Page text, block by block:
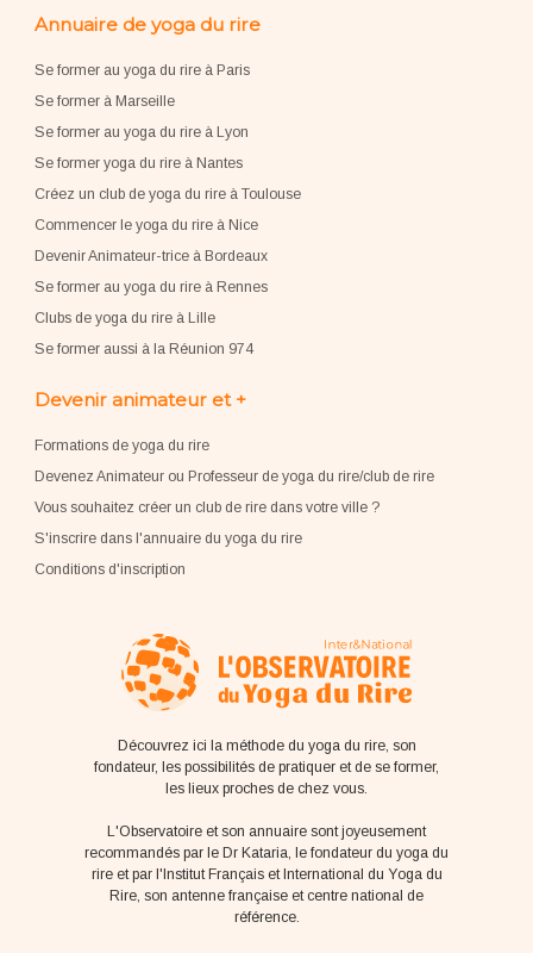
Annuaire de yoga du rire
Se former au yoga du rire à Paris
Se former à Marseille
Se former au yoga du rire à Lyon
Se former yoga du rire à Nantes
Créez un club de yoga du rire à Toulouse
Commencer le yoga du rire à Nice
Devenir Animateur-trice à Bordeaux
Se former au yoga du rire à Rennes
Clubs de yoga du rire à Lille
Se former aussi à la Réunion 974
Devenir animateur et +
Formations de yoga du rire
Devenez Animateur ou Professeur de yoga du rire/club de rire
Vous souhaitez créer un club de rire dans votre ville ?
S'inscrire dans l'annuaire du yoga du rire
Conditions d'inscription
Découvrez ici la méthode du yoga du rire, son
fondateur, les possibilités de pratiquer et de se former,
les lieux proches de chez vous.
L'Observatoire et son annuaire sont joyeusement
recommandés par le Dr Kataria, le fondateur du yoga du
rire et par l'Institut Français et International du Yoga du
Rire, son antenne française et centre national de
référence.